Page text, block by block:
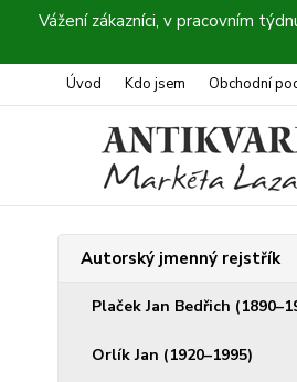
Vážení zákazníci, v pracovním
Úvod Kdo jsem Obchodní
Autorský jmenný rejstřík
Plaček Jan Bedřich
Orlík Jan (1920–1995)